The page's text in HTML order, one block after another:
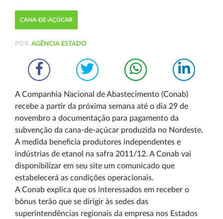
CANA-DE-AÇÚCAR
POR: AGÊNCIA ESTADO
A Companhia Nacional de Abastecimento (Conab)
recebe a partir da próxima semana até o dia 29 de
novembro a documentação para pagamento da
subvenção da cana-de-açúcar produzida no Nordeste.
A medida beneficia produtores independentes e
indústrias de etanol na safra 2011/12. A Conab vai
disponibilizar em seu site um comunicado que
estabelecerá as condições operacionais.
A Conab explica que os interessados em receber o
bônus terão que se dirigir às sedes das
superintendências regionais da empresa nos Estados